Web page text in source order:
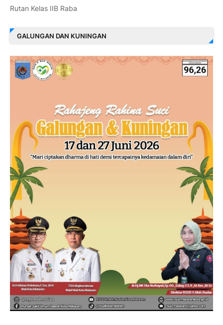
Rutan Kelas IIB Raba
GALUNGAN DAN KUNINGAN